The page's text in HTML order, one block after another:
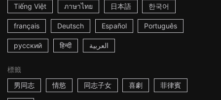
Tiếng Việt ภาษาไทย 日本語 한국어
français Deutsch Español Português
русский हिन्दी العربية
標籤
男同志
情慾 同志子女 喜劇 菲律賓